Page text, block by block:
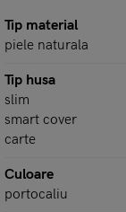
Tip material
piele naturala
Tip husa
slim
smart cover
carte
Culoare
portocaliu